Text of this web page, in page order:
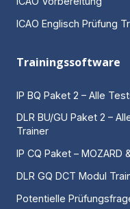
ICAO Englisch Prüfung
Trainingssoftware
IP BQ Paket 2 – Alle
DLR BU/GU Paket 2 –
Trainer
IP CQ Paket – MOZARD
DLR GQ DCT Modul
Potentielle